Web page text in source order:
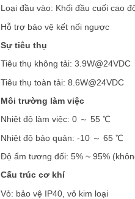
Loại đầu vào: Khối đầu cuối cao
Hỗ trợ bảo vệ kết nối ngược
Sự tiêu thụ
Tiêu thụ không tải: 3.9W@24VDC
Tiêu thụ toàn tải: 8.6W@24VDC
Môi trường làm việc
Nhiệt độ làm việc: 0 ～ 55 ℃
Nhiệt độ bảo quản: -10 ～ 65 ℃
Độ ẩm tương đối: 5% ~ 95%
Cấu trúc cơ khí
Vỏ: bảo vệ IP40, vỏ kim loại